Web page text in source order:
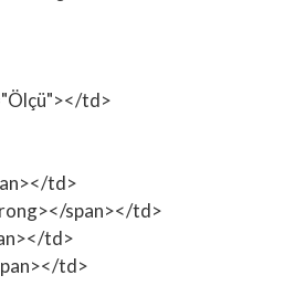
td>
td>
span></td>
td>
td>